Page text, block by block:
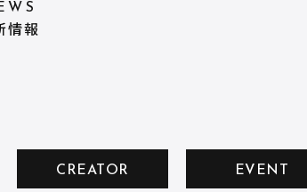
情報
CREATOR EVENT